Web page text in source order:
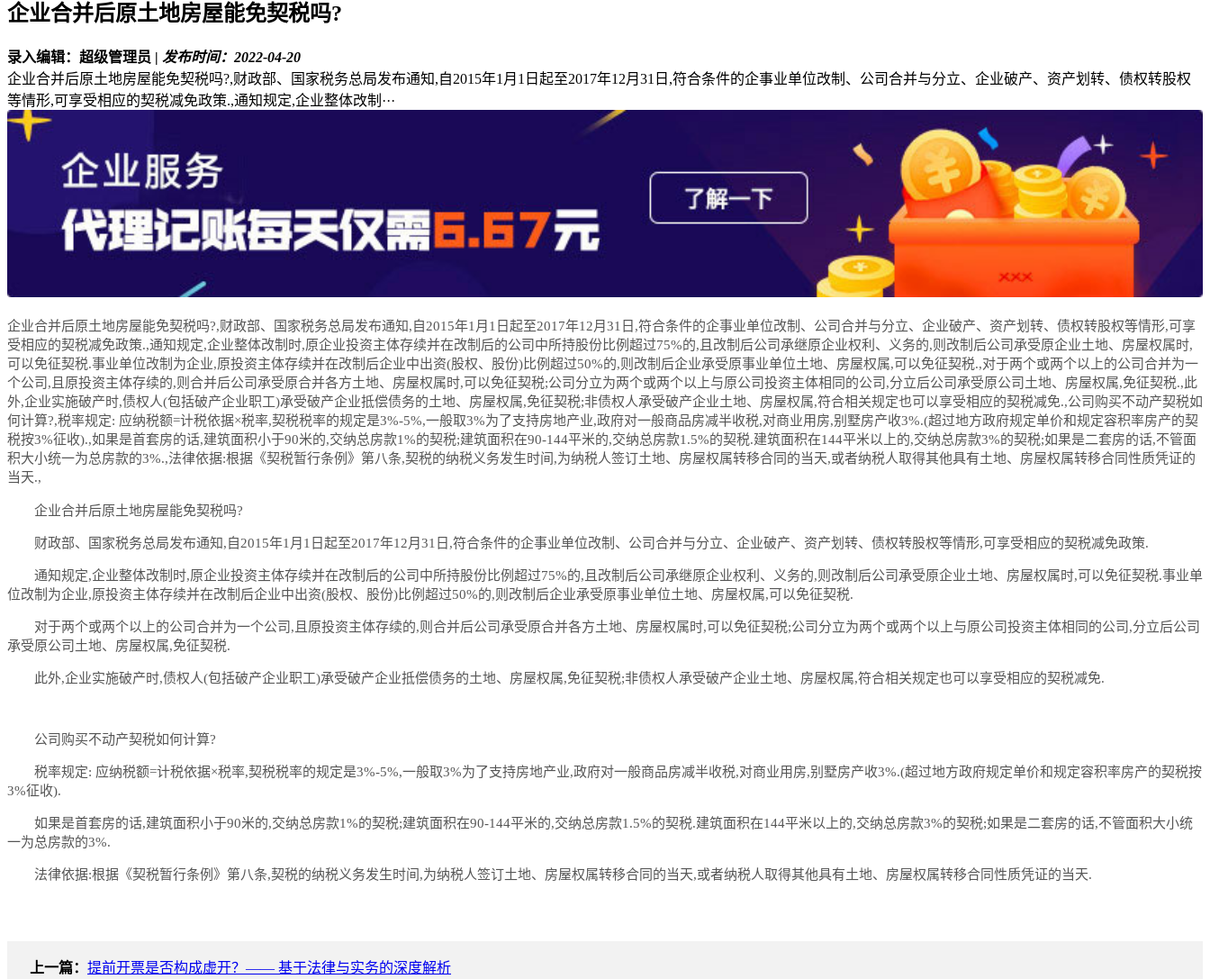
企业合并后原土地房屋能免契税吗?
录入编辑：超级管理员 | 发布时间：2022-04-20
企业合并后原土地房屋能免契税吗?,财政部、国家税务总局发布通知,自2015年1月1日起至2017年12月31日,符合条件的企事业单位改制、公司合并与分立、企业破产、资产划转、债权转股权
等情形,可享受相应的契税减免政策.,通知规定,企业整体改制···
企业合并后原土地房屋能免契税吗?,财政部、国家税务总局发布通知,自2015年1月1日起至2017年12月31日,符合条件的企事业单位改制、公司合并与分立、企业破产、资产划转、债权转股权等情形,可享
受相应的契税减免政策.,通知规定,企业整体改制时,原企业投资主体存续并在改制后的公司中所持股份比例超过75%的,且改制后公司承继原企业权利、义务的,则改制后公司承受原企业土地、房屋权属时,
可以免征契税.事业单位改制为企业,原投资主体存续并在改制后企业中出资(股权、股份)比例超过50%的,则改制后企业承受原事业单位土地、房屋权属,可以免征契税.,对于两个或两个以上的公司合并为一
个公司,且原投资主体存续的,则合并后公司承受原合并各方土地、房屋权属时,可以免征契税;公司分立为两个或两个以上与原公司投资主体相同的公司,分立后公司承受原公司土地、房屋权属,免征契税.,此
外,企业实施破产时,债权人(包括破产企业职工)承受破产企业抵偿债务的土地、房屋权属,免征契税;非债权人承受破产企业土地、房屋权属,符合相关规定也可以享受相应的契税减免.,公司购买不动产契税如
何计算?,税率规定: 应纳税额=计税依据×税率,契税税率的规定是3%-5%,一般取3%为了支持房地产业,政府对一般商品房减半收税,对商业用房,别墅房产收3%.(超过地方政府规定单价和规定容积率房产的契
税按3%征收).,如果是首套房的话,建筑面积小于90米的,交纳总房款1%的契税;建筑面积在90-144平米的,交纳总房款1.5%的契税.建筑面积在144平米以上的,交纳总房款3%的契税;如果是二套房的话,不管面
积大小统一为总房款的3%.,法律依据:根据《契税暂行条例》第八条,契税的纳税义务发生时间,为纳税人签订土地、房屋权属转移合同的当天,或者纳税人取得其他具有土地、房屋权属转移合同性质凭证的
当天.,
企业合并后原土地房屋能免契税吗?
财政部、国家税务总局发布通知,自2015年1月1日起至2017年12月31日,符合条件的企事业单位改制、公司合并与分立、企业破产、资产划转、债权转股权等情形,可享受相应的契税减免政策.
通知规定,企业整体改制时,原企业投资主体存续并在改制后的公司中所持股份比例超过75%的,且改制后公司承继原企业权利、义务的,则改制后公司承受原企业土地、房屋权属时,可以免征契税.事业单
位改制为企业,原投资主体存续并在改制后企业中出资(股权、股份)比例超过50%的,则改制后企业承受原事业单位土地、房屋权属,可以免征契税.
对于两个或两个以上的公司合并为一个公司,且原投资主体存续的,则合并后公司承受原合并各方土地、房屋权属时,可以免征契税;公司分立为两个或两个以上与原公司投资主体相同的公司,分立后公司
承受原公司土地、房屋权属,免征契税.
此外,企业实施破产时,债权人(包括破产企业职工)承受破产企业抵偿债务的土地、房屋权属,免征契税;非债权人承受破产企业土地、房屋权属,符合相关规定也可以享受相应的契税减免.
公司购买不动产契税如何计算?
税率规定: 应纳税额=计税依据×税率,契税税率的规定是3%-5%,一般取3%为了支持房地产业,政府对一般商品房减半收税,对商业用房,别墅房产收3%.(超过地方政府规定单价和规定容积率房产的契税按
3%征收).
如果是首套房的话,建筑面积小于90米的,交纳总房款1%的契税;建筑面积在90-144平米的,交纳总房款1.5%的契税.建筑面积在144平米以上的,交纳总房款3%的契税;如果是二套房的话,不管面积大小统
一为总房款的3%.
法律依据:根据《契税暂行条例》第八条,契税的纳税义务发生时间,为纳税人签订土地、房屋权属转移合同的当天,或者纳税人取得其他具有土地、房屋权属转移合同性质凭证的当天.
上一篇： 提前开票是否构成虚开？—— 基于法律与实务的深度解析